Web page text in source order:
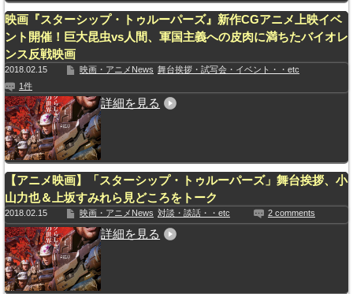
映画『スターシップ・トゥルーパーズ』新作CGアニメ上映イベ
ント開催！巨大昆虫vs人間、軍国主義への皮肉に満ちたバイオレ
ンス反戦映画
2018.02.15 映画・アニメNews 舞台挨拶・試写会・イベント・・etc
1件
詳細を見る
【アニメ映画】「スターシップ・トゥルーパーズ」舞台挨拶、小
山力也＆上坂すみれら見どころをトーク
2018.02.15 映画・アニメNews 対談・談話・・etc 2 comments
詳細を見る